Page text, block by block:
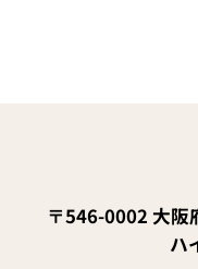
〒546-0002 大阪
ハ